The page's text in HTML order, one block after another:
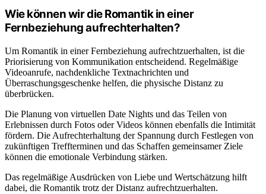
Wie können wir die Romantik in einer
Fernbeziehung aufrechterhalten?
Um Romantik in einer Fernbeziehung aufrechtzuerhalten, ist die
Priorisierung von Kommunikation entscheidend. Regelmäßige
Videoanrufe, nachdenkliche Textnachrichten und
Überraschungsgeschenke helfen, die physische Distanz zu
überbrücken.
Die Planung von virtuellen Date Nights und das Teilen von
Erlebnissen durch Fotos oder Videos können ebenfalls die Intimität
fördern. Die Aufrechterhaltung der Spannung durch Festlegen von
zukünftigen Treffterminen und das Schaffen gemeinsamer Ziele
können die emotionale Verbindung stärken.
Das regelmäßige Ausdrücken von Liebe und Wertschätzung hilft
dabei, die Romantik trotz der Distanz aufrechtzuerhalten.